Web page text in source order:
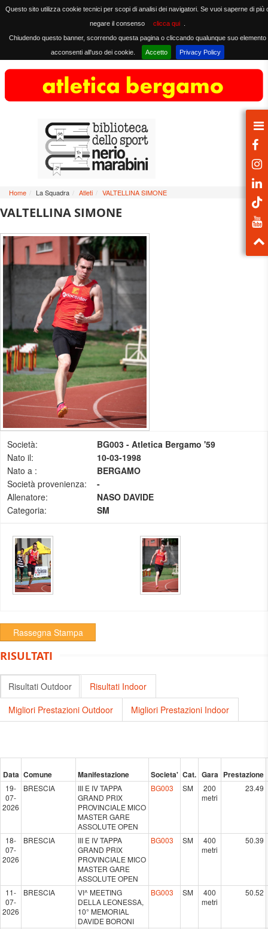
Questo sito utilizza cookie tecnici per scopi di analisi dei navigatori. Se vuoi saperne di più
negare il consenso
clicca qui
Chiudendo questo banner, scorrendo questa pagina o cliccando qualunque suo elemento
acconsenti all'uso dei cookie.
Accetto Privacy Policy
Home / La Squadra / Atleti / VALTELLINA SIMONE
VALTELLINA SIMONE
Società:
BG003 - Atletica Bergamo '59
Nato il:
10-03-1998
Nato a :
BERGAMO
Società provenienza:
-
Allenatore:
NASO DAVIDE
Categoria:
SM
Rassegna Stampa
RISULTATI
Risultati Outdoor
Risultati Indoor
Migliori Prestazioni Outdoor
Migliori Prestazioni Indoor
Data Comune Manifestazione Societa' Cat. Gara Prestazione
19-
07-
2026
BRESCIA
III E IV TAPPA
GRAND PRIX
PROVINCIALE MICO
MASTER GARE
ASSOLUTE OPEN
BG003 SM
200
metri
23.49
18-
07-
2026
BRESCIA
III E IV TAPPA
GRAND PRIX
PROVINCIALE MICO
MASTER GARE
ASSOLUTE OPEN
BG003 SM
400
metri
50.39
11-
07-
2026
BRESCIA
VI^ MEETING
DELLA LEONESSA,
10° MEMORIAL
DAVIDE BORONI
BG003 SM
400
metri
50.52